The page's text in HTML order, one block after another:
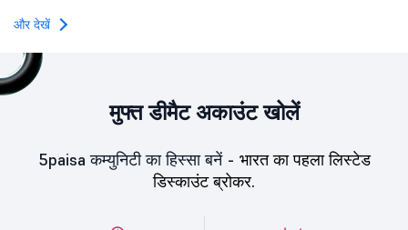
और देखें
मुफ्त डीमैट अकाउंट खोलें
5paisa कम्युनिटी का हिस्सा बनें - भारत का पहला लिस्टेड
डिस्काउंट ब्रोकर.